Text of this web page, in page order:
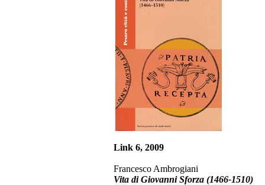
Link 6, 2009
Francesco Ambrogiani
Vita di Giovanni Sforza (1466-1510)